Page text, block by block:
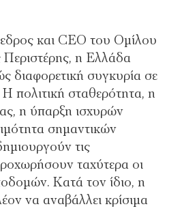
και CEO του Ομίλου
η Ελλάδα
διαφορετική συγκυρία σε
πολιτική σταθερότητα, η
η ύπαρξη ισχυρών
σημαντικών
τις
ταχύτερα οι
Κατά τον ίδιο, η
να αναβάλλει κρίσιμα